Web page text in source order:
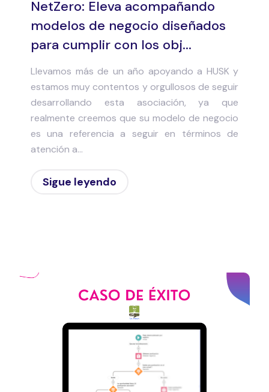
NetZero: Eleva acompañando
modelos de negocio diseñados
para cumplir con los obj...
Llevamos más de un año apoyando a HUSK y
estamos muy contentos y orgullosos de seguir
desarrollando esta asociación, ya que
realmente creemos que su modelo de negocio
es una referencia a seguir en términos de
atención a...
Sigue leyendo